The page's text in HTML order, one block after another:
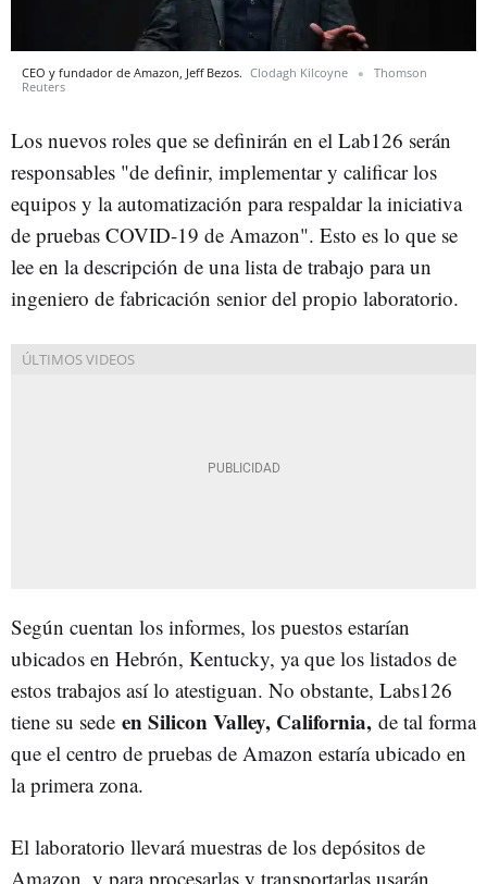
CEO y fundador de Amazon, Jeff Bezos. Clodagh Kilcoyne
Thomson
Reuters
Los nuevos roles que se definirán en el Lab126 serán
responsables "de definir, implementar y calificar los
equipos y la automatización para respaldar la iniciativa
de pruebas COVID-19 de Amazon". Esto es lo que se
lee en la descripción de una lista de trabajo para un
ingeniero de fabricación senior del propio laboratorio.
Según cuentan los informes, los puestos estarían
ubicados en Hebrón, Kentucky, ya que los listados de
estos trabajos así lo atestiguan. No obstante, Labs126
tiene su sede en Silicon Valley, California, de tal forma
que el centro de pruebas de Amazon estaría ubicado en
la primera zona.
El laboratorio llevará muestras de los depósitos de
Amazon, y para procesarlas y transportarlas usarán